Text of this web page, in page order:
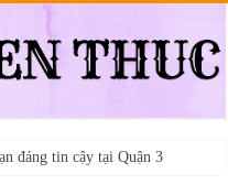
đáng tin cậy tại Quận 3